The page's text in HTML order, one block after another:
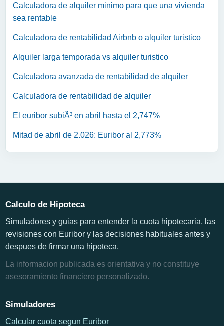
Calculadora de alquiler minimo para que una vivienda
sea rentable
Calculadora de rentabilidad Airbnb o alquiler turistico
Alquiler larga temporada vs alquiler turistico
Calculadora avanzada de rentabilidad de alquiler
Calculadora de rentabilidad de alquiler
El euribor subiÃ³ en abril hasta el 2,747%
Mitad de abril de 2.026: Euribor al 2,773%
Calculo de Hipoteca
Simuladores y guias para entender la cuota hipotecaria, las
revisiones con Euribor y las decisiones habituales antes y
despues de firmar una hipoteca.
La informacion publicada es orientativa y no constituye
asesoramiento financiero personalizado.
Simuladores
Calcular cuota segun Euribor